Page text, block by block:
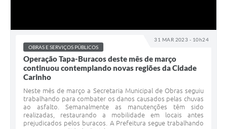
31 MAR 2023 - 10h24
OBRAS E SERVIÇOS PÚBLICOS
Operação Tapa-Buracos deste mês de março
continuou contemplando novas regiões da Cidade
Carinho
Neste mês de março a Secretaria Municipal de Obras seguiu
trabalhando para combater os danos causados pelas chuvas
ao asfalto. Semanalmente as manutenções têm sido
realizadas, restaurando a mobilidade em locais antes
prejudicados pelos buracos. A Prefeitura segue trabalhando